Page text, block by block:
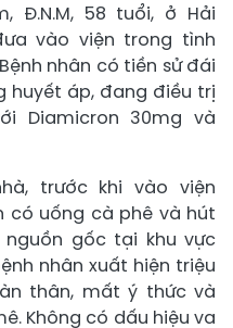
Đ.N.M, 58 tuổi, ở Hải
vào viện trong tình
nhân có tiền sử đái
huyết áp, đang điều trị
Diamicron 30mg và
trước khi vào viện
có uống cà phê và hút
gốc tại khu vực
nhân xuất hiện triệu
thân, mất ý thức và
Không có dấu hiệu va